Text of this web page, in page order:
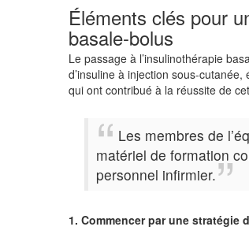
Éléments clés pour
basale-bolus
Le passage à l’insulinothérapie
d’insuline à injection sous-
qui ont contribué à la réussite de
Les membres de
matériel de formation
personnel infirmier.
1. Commencer par une